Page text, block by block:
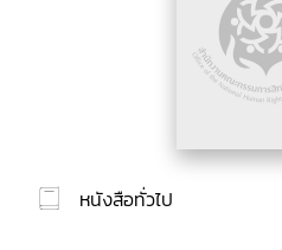
หนังสือทั่วไป